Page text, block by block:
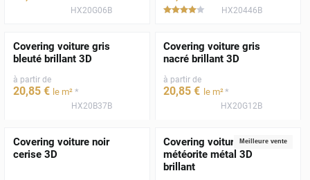
HX20G06B ***** HX20446B
Covering voiture gris
bleuté brillant 3D
à partir de
20,85 € le m² *
HX20B37B
Covering voiture gris
nacré brillant 3D
à partir de
20,85 € le m²*
HX20G12B
Covering voiture noir
cerise 3D
Meilleure vente
Covering voiture gris
météorite métal 3D
brillant